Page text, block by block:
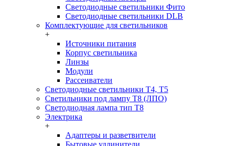
Светодиодные светильники Фито
Светодиодные светильники DLB
Комплектующие для светильников
+
Источники питания
Корпус светильника
Линзы
Модули
Рассеиватели
Светодиодные светильники T4, T5
Светильники под лампу Т8 (ЛПО)
Светодиодная лампа тип T8
Электрика
+
Адаптеры и разветвители
Бытовые удлинители